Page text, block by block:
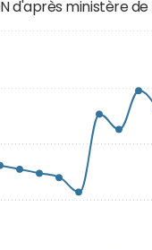
d'après ministère